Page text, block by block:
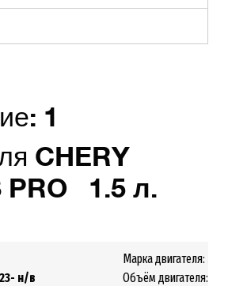
1
CHERY
PRO 1.5 л.
н/в
Марка двигателя:
Объём двигателя: